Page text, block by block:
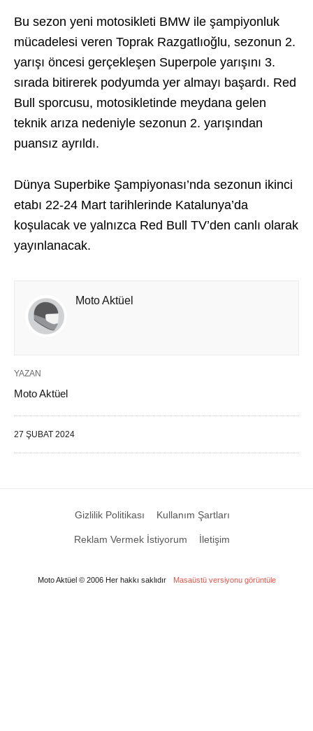
Bu sezon yeni motosikleti BMW ile şampiyonluk
mücadelesi veren Toprak Razgatlıoğlu, sezonun 2.
yarışı öncesi gerçekleşen Superpole yarışını 3.
sırada bitirerek podyumda yer almayı başardı. Red
Bull sporcusu, motosikletinde meydana gelen
teknik arıza nedeniyle sezonun 2. yarışından
puansız ayrıldı.
Dünya Superbike Şampiyonası’nda sezonun ikinci
etabı 22-24 Mart tarihlerinde Katalunya’da
koşulacak ve yalnızca Red Bull TV’den canlı olarak
yayınlanacak.
Moto Aktüel
YAZAN
Moto Aktüel
27 ŞUBAT 2024
Gizlilik Politikası Kullanım Şartları
Reklam Vermek İstiyorum İletişim
Moto Aktüel © 2006 Her hakkı saklıdır Masaüstü versiyonu görüntüle